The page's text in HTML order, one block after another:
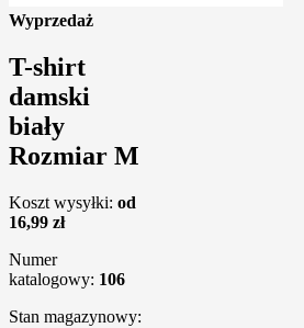
Wyprzedaż
T-shirt
damski
biały
Rozmiar M
Koszt wysyłki: od
16,99 zł
Numer
katalogowy: 106
Stan magazynowy: